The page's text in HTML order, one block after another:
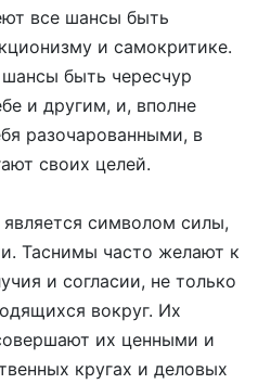
все шансы быть
и самокритике.
быть чересчур
и другим, и, вполне
разочарованными, в
своих целей.
символом силы,
Таснимы часто желают к
и согласии, не только
вокруг. Их
их ценными и
кругах и деловых